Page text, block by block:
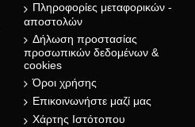
Πληροφορίες μεταφορικών -
αποστολών
Δήλωση προστασίας
προσωπικών δεδομένων &
cookies
Όροι χρήσης
Επικοινωνήστε μαζί μας
Χάρτης Ιστότοπου